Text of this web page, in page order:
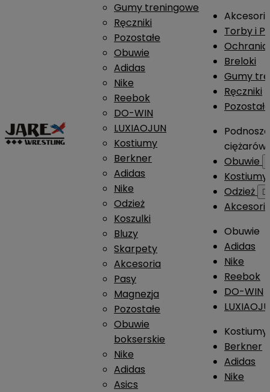
Gumy treningowe
Ręczniki
Pozostałe
Obuwie
Adidas
Nike
Reebok
DO-WIN
LUXIAOJUN
Kostiumy
Berkner
Adidas
Nike
Odzież
Koszulki
Bluzy
Skarpety
Akcesoria
Pasy
Magnezja
Pozostałe
Obuwie
bokserskie
Nike
Adidas
Asics
Torby i
Breloki
Gumy
Ręczniki
ciężarów
Obuwie
Kostiumy
Odzież

Obuwie
Adidas
Nike
Reebok
DO-WIN
Kostiumy
Berkner
Adidas
Nike